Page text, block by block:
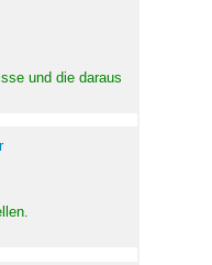
und die daraus